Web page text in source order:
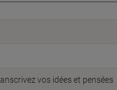
vos idées et pensées